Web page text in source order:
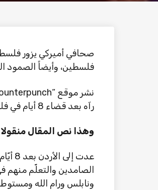
صحافي أميركي يزور
فلسطين، وأيضاً الصمود
رآه بعد قضاء 8 أيام في فلسطين المحتلة.
وهذا نص المقال منقولا
عدت
الصامدين والتعلّم منهم
ونابلس ورام الله